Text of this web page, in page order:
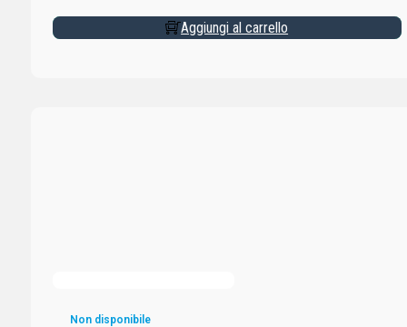
Aggiungi al carrello
Non disponibile